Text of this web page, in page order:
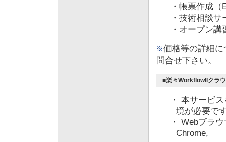
・帳票作成
・技術相談サ
・オープン講
※価格等の詳細
問合せ下さい。
■楽々WorkflowIIクラ
・ 本サービ
境が必要で
・ Webブラ
Chrome,